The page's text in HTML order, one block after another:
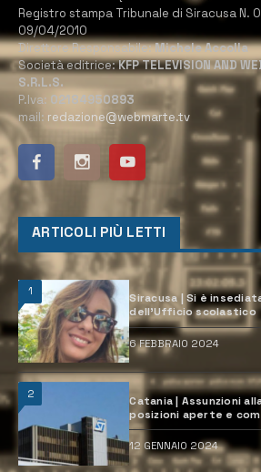
Registro stampa Tribunale di Siracusa N.
09/04/2010
Direttore Responsabile:Michele Accolla
Società editrice:KFP TELEVISION AND
S.R.L.S.
P.Iva: 02184950893
mail: redazione@webmarte.tv
ARTICOLI PIÙ LETTI
1
Siracusa | Si è
dell’Ufficio scolastico
6 FEBBRAIO 2024
2
Catania | Assunzioni
posizioni aperte e
12 GENNAIO 2024